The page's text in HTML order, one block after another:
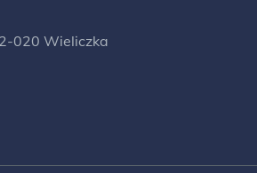
020 Wieliczka